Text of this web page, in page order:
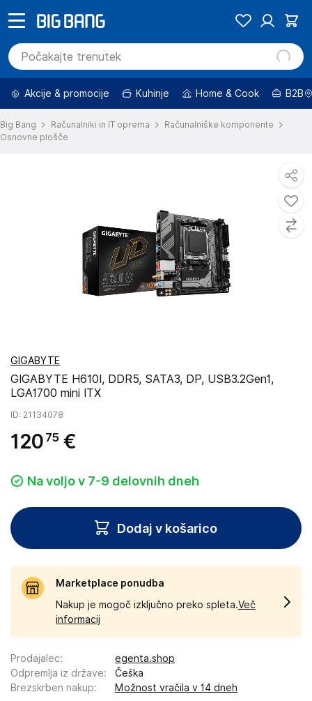
Akcije & promocije Kuhinje Home & Cook B2B
Big Bang Računalniki in IT oprema
Računalniške komponente
Osnovne plošče
GIGABYTE
GIGABYTE H610I, DDR5, SATA3, DP, USB3.2Gen1,
LGA1700 mini ITX
ID: 21134078
120 75 €
Na voljo v 7-9 delovnih dneh
Dodaj v košarico
Marketplace ponudba
Nakup je mogoč izključno preko spleta.Več
informacij
Prodajalec:
egenta.shop
Odpremlja iz države:
Češka
Brezskrben nakup: Možnost vračila v 14 dneh